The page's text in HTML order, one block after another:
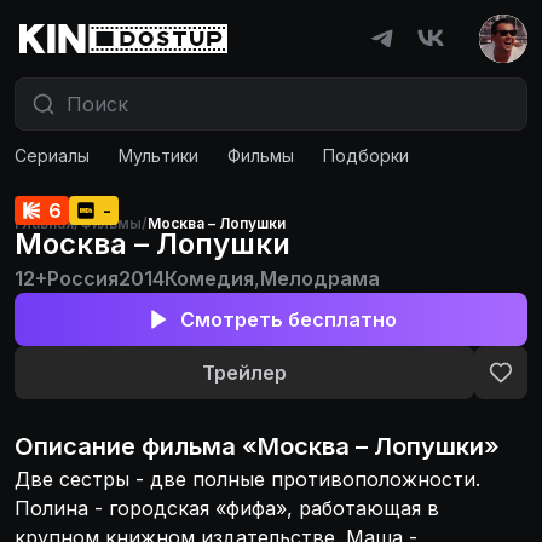
Сериалы Мультики Фильмы Подборки
Главная/Фильмы/Москва – Лопушки
6 -
Москва – Лопушки
12+Россия2014Комедия,Мелодрама
Смотреть бесплатно
Трейлер
Описание фильма «Москва – Лопушки»
Две сестры - две полные противоположности.
Полина - городская «фифа», работающая в
крупном книжном издательстве. Маша -